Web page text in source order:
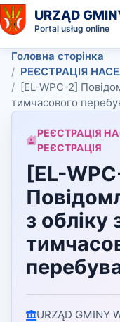
URZĄD
Portal usług online
Головна сторінка
РЕЄСТРАЦІЯ
[EL-WPC-2]
тимчасового
РЕЄСТРАЦІЯ
РЕЄСТРАЦІЯ
[EL-
з обліку
URZĄD GMINY